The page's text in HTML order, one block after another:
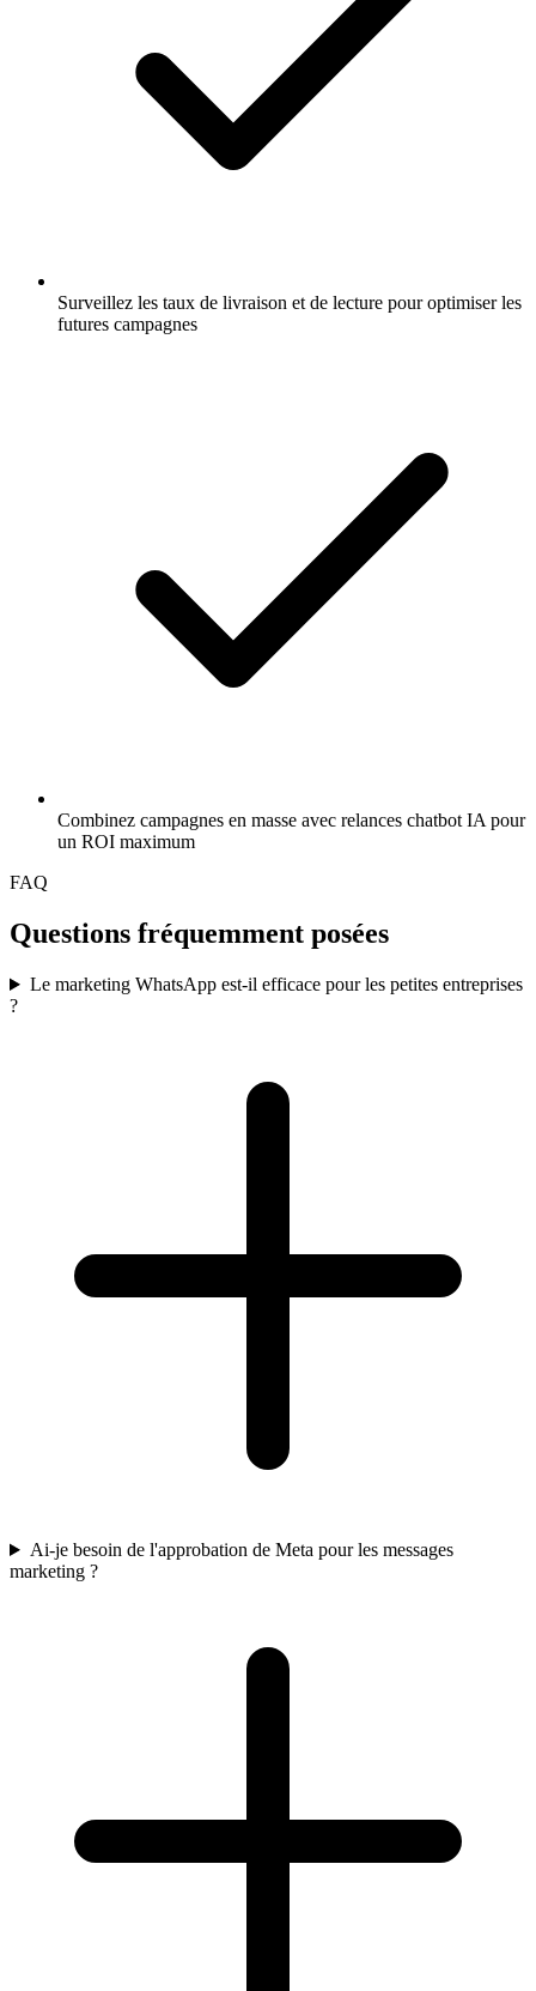
Surveillez les taux de livraison et de lecture pour optimiser les
futures campagnes
Combinez campagnes en masse avec relances chatbot IA pour
un ROI maximum
FAQ
Questions fréquemment posées
Le marketing WhatsApp est-il efficace pour les petites entreprises
?
Ai-je besoin de l'approbation de Meta pour les messages
marketing ?